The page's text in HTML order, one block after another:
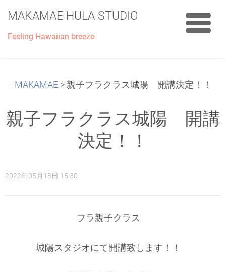
MAKAMAE HULA STUDIO
Feeling Hawaiian breeze
MAKAMAE > 親子フラクラス城陽 開講決定！！
親子フラクラス城陽 開講
決定！！
2022年05月18日 15:30
フラ親子クラス
城陽スタジオにて開講致します！！